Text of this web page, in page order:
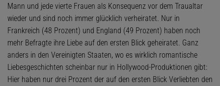
Mann und jede vierte Frauen als Konsequenz vor dem Traualtar
wieder und sind noch immer glücklich verheiratet. Nur in
Frankreich (48 Prozent) und England (49 Prozent) haben noch
mehr Befragte ihre Liebe auf den ersten Blick geheiratet. Ganz
anders in den Vereinigten Staaten, wo es wirklich romantische
Liebesgeschichten scheinbar nur in Hollywood-Produktionen gibt:
Hier haben nur drei Prozent der auf den ersten Blick Verliebten den